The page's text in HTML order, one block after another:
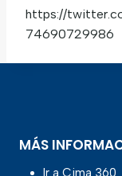
https://
74690729986
MÁS
Ir a Cima 360